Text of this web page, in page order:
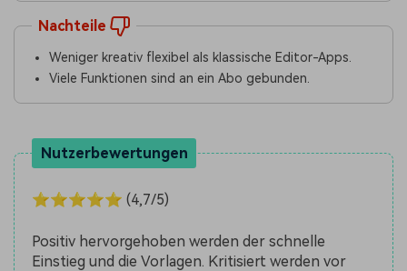
Nachteile
Weniger kreativ flexibel als klassische Editor-Apps.
Viele Funktionen sind an ein Abo gebunden.
Nutzerbewertungen
⭐⭐⭐⭐⭐ (4,7/5)
Positiv hervorgehoben werden der schnelle
Einstieg und die Vorlagen. Kritisiert werden vor